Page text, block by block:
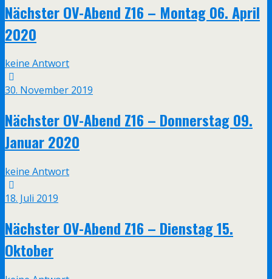
Nächster OV-Abend Z16 – Montag 06. April
2020
keine Antwort
30. November 2019
Nächster OV-Abend Z16 – Donnerstag 09.
Januar 2020
keine Antwort
18. Juli 2019
Nächster OV-Abend Z16 – Dienstag 15.
Oktober